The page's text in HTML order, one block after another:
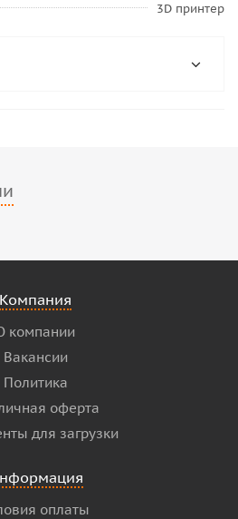
3D принтер
Компания
компании
Вакансии
Политика
оферта
для загрузки
оплаты